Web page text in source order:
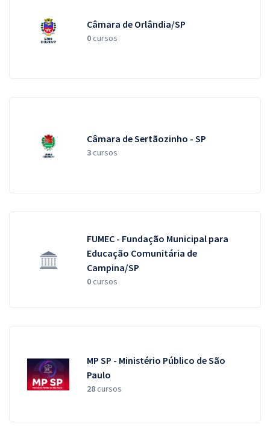
Câmara de Orlândia/SP
0cursos
Câmara de Sertãozinho - SP
3cursos
FUMEC - Fundação Municipal para
Educação Comunitária de
Campina/SP
0cursos
MP SP - Ministério Público de São
Paulo
28cursos